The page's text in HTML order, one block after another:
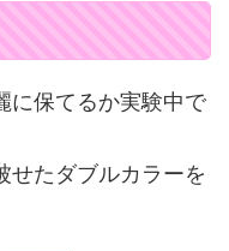
に保てるか実験中で
せたダブルカラーを